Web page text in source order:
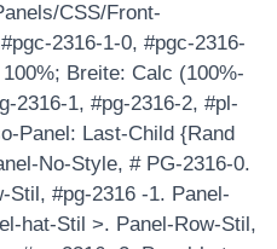
CSS/Front-
2316-1-0, #pgc-2316-
Breite: Calc (100%-
2316-1, #pg-2316-2, #pl-
Panel: Last-Child {Rand
No-Style, # PG-2316-0.
Stil, #pg-2316 -1. Panel-
hat-Stil >. Panel-Row-Stil,